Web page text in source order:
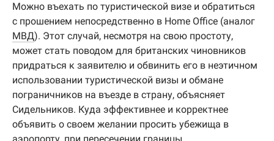
Можно въехать по туристической визе и обратиться
с прошением непосредственно в Home Office (аналог
МВД). Этот случай, несмотря на свою простоту,
может стать поводом для британских чиновников
придраться к заявителю и обвинить его в неэтичном
использовании туристической визы и обмане
пограничников на въезде в страну, объясняет
Сидельников. Куда эффективнее и корректнее
объявить о своем желании просить убежища в